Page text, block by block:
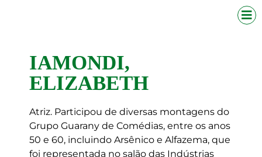
IAMONDI,
ELIZABETH
Atriz. Participou de diversas montagens do
Grupo Guarany de Comédias, entre os anos
50 e 60, incluindo Arsênico e Alfazema, que
foi representada no salão das Indústrias